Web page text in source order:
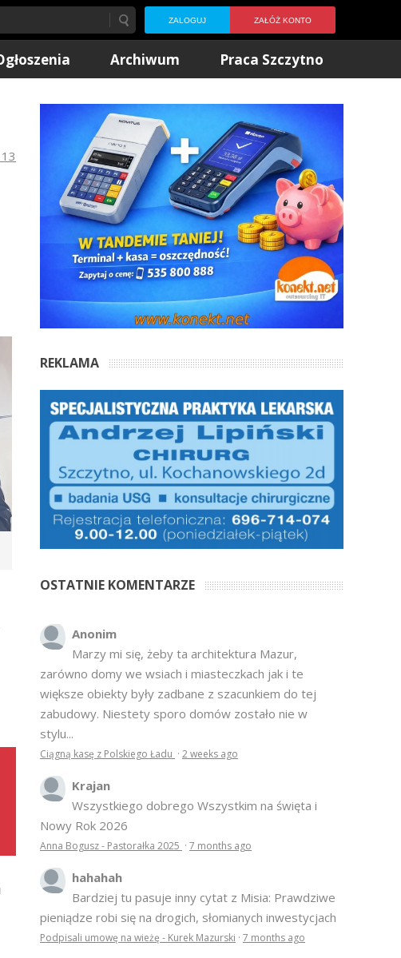
ZALOGUJ ZAŁÓŻ KONTO
Archiwum Praca Szczytno
REKLAMA
OSTATNIE KOMENTARZE
Anonim
Marzy mi się, żeby ta architektura Mazur,
zarówno domy we wsiach i miasteczkach jak i te
większe obiekty były zadbane z szacunkiem do tej
zabudowy. Niestety sporo domów zostało nie w
stylu...
Ciągną kasę z Polskiego Ładu · 2 weeks ago
Krajan
Wszystkiego dobrego Wszystkim na święta i
Nowy Rok 2026
Anna Bogusz - Pastorałka 2025 · 7 months ago
hahahah
Bardziej tu pasuje inny cytat z Misia: Prawdziwe
pieniądze robi się na drogich, słomianych inwestycjach
Podpisali umowę na wieżę - Kurek Mazurski · 7 months ago